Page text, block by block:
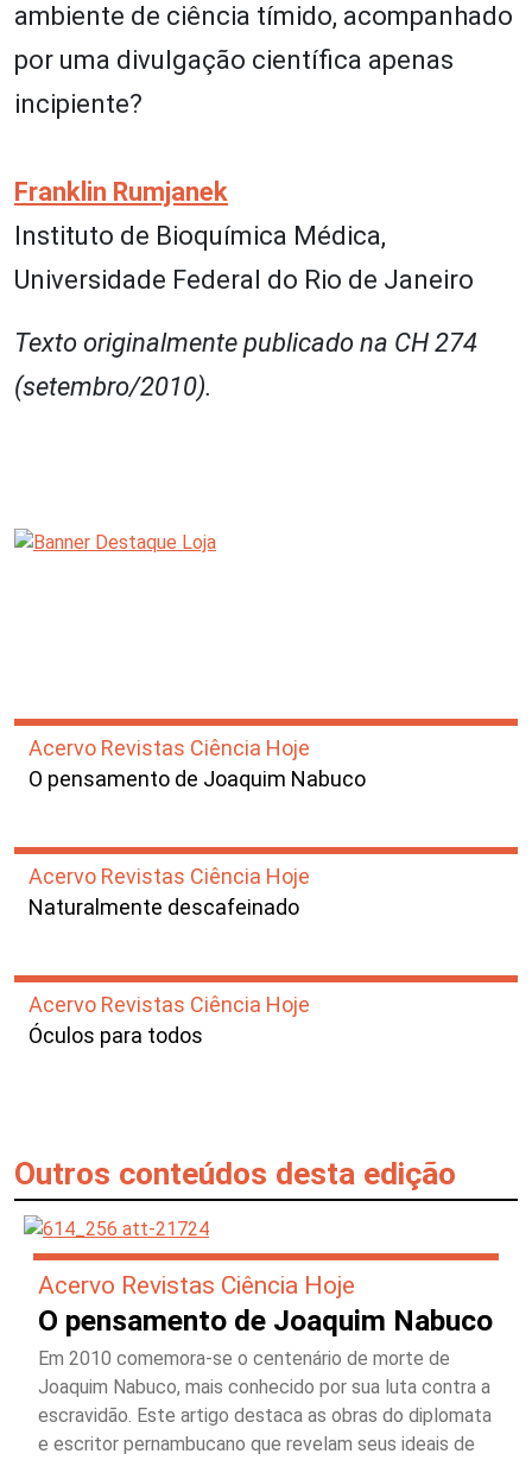
ambiente de ciência tímido, acompanhado
por uma divulgação científica apenas
incipiente?
Franklin Rumjanek
Instituto de Bioquímica Médica,
Universidade Federal do Rio de Janeiro
Texto originalmente publicado na CH 274
(setembro/2010).
Acervo Revistas Ciência Hoje
O pensamento de Joaquim Nabuco
Acervo Revistas Ciência Hoje
Naturalmente descafeinado
Acervo Revistas Ciência Hoje
Óculos para todos
Outros conteúdos desta edição
Acervo Revistas Ciência Hoje
O pensamento de Joaquim Nabuco
Em 2010 comemora-se o centenário de morte de
Joaquim Nabuco, mais conhecido por sua luta contra a
escravidão. Este artigo destaca as obras do diplomata
e escritor pernambucano que revelam seus ideais de